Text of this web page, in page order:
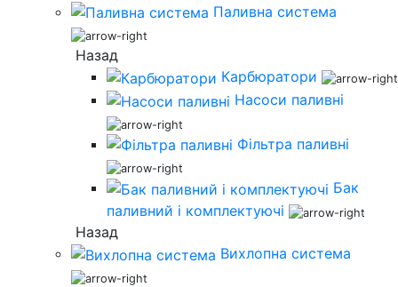
Паливна система
Назад
Карбюратори
Насоси паливні
Фільтра паливні
Бак
паливний і комплектуючі
Назад
Вихлопна система